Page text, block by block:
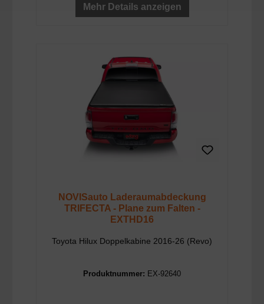
Mehr Details anzeigen
NOVISauto Laderaumabdeckung
TRIFECTA - Plane zum Falten -
EXTHD16
Toyota Hilux Doppelkabine 2016-26 (Revo)
Produktnummer: EX-92640